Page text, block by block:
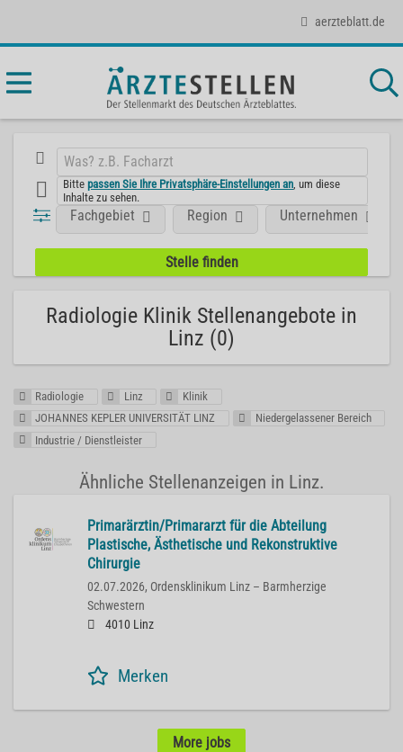
aerzteblatt.de
Bittepassen Sie Ihre Privatsphäre-Einstellungen an , um diese
Inhalte zu sehen.
Fachgebiet Region Unternehmen
Radiologie Klinik Stellenangebote in
Linz (0)
Radiologie Linz
Klinik
JOHANNES KEPLER UNIVERSITÄT LINZ
Niedergelassener Bereich
Industrie / Dienstleister
Ähnliche Stellenanzeigen in Linz.
Primarärztin/Primararzt für die Abteilung
Plastische, Ästhetische und Rekonstruktive
Chirurgie
02.07.2026, Ordensklinikum Linz – Barmherzige
Schwestern
4010 Linz
Merken
More jobs